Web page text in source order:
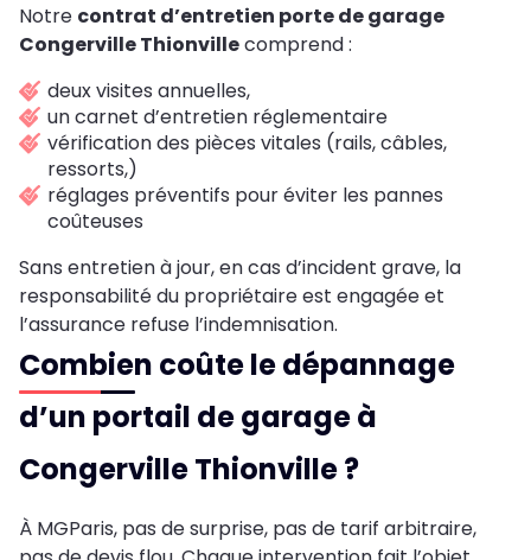
Notre contrat d’entretien porte de garage
Congerville Thionvillecomprend :
deux visites annuelles,
un carnet d’entretien réglementaire
vérification des pièces vitales (rails, câbles,
ressorts,)
réglages préventifs pour éviter les pannes
coûteuses
Sans entretien à jour, en cas d’incident grave, la
responsabilité du propriétaire est engagée et
l’assurance refuse l’indemnisation.
Combien coûte le dépannage
d’un portail de garage à
Congerville Thionville ?
À MGParis, pas de surprise, pas de tarif arbitraire,